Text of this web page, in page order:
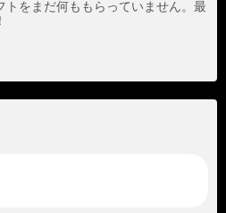
トをまだ何ももらっていません。最